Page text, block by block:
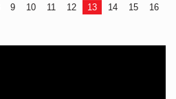
9 10 11 12 13 14 15
16